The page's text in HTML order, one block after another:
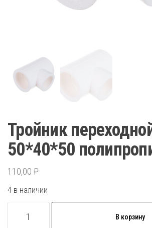
Тройник
50*40*50
110,00 ₽
4 в наличии
товара
В корзину